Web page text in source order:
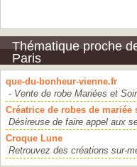
Thématique proche
Paris
que-du-bonheur-vienne.fr
- Vente de robe Mariées et
Créatrice de robes de mariée
Désireuse de faire appel aux
Croque Lune
Retrouvez des créations sur-